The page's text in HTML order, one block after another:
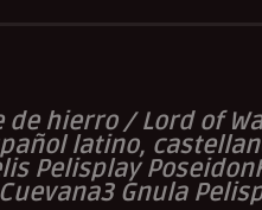
hierro / Lord of
latino,
Pelisplay
Gnula